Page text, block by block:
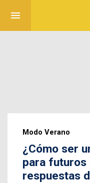
menu
Modo Verano
¿Cómo ser
para futuros
respuestas